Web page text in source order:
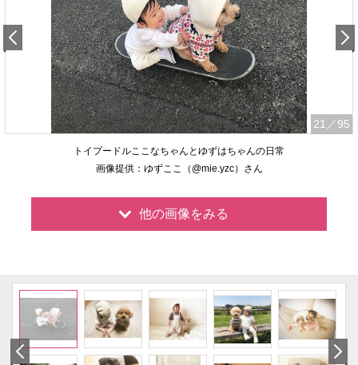
21 ／95
トイプードルここなちゃんとゆずはちゃんの日常
画像提供：ゆずここ（@mie.yzc）さん
他の画像をみる